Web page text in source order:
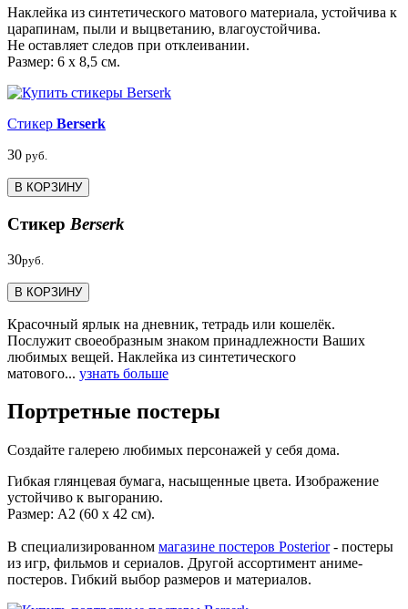
Наклейка из синтетического матового материала, устойчива к
царапинам, пыли и выцветанию, влагоустойчива.
Не оставляет следов при отклеивании.
Размер: 6 х 8,5 см.
Стикер Berserk
30 руб.
В КОРЗИНУ
Стикер Berserk
30руб.
В КОРЗИНУ
Красочный ярлык на дневник, тетрадь или кошелёк.
Послужит своеобразным знаком принадлежности Ваших
любимых вещей. Наклейка из синтетического
матового... узнать больше
Портретные постеры
Создайте галерею любимых персонажей у себя дома.
Гибкая глянцевая бумага, насыщенные цвета. Изображение
устойчиво к выгоранию.
Размер: А2 (60 х 42 см).
В специализированном магазине постеров Posterior- постеры
из игр, фильмов и сериалов. Другой ассортимент аниме-
постеров. Гибкий выбор размеров и материалов.